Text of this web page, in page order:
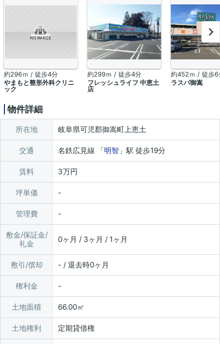
約296ｍ / 徒歩4分
やまもと整形外科クリニ
ック
約299ｍ / 徒歩4分
フレッシュライフ 中恵土
店
約452ｍ / 徒歩6
ラスパ御嵩
物件詳細
所在地 岐阜県可児郡御嵩町上恵土
交通 名鉄広見線 「明智 」駅 徒歩19分
賃料 3万円
坪単価
管理費
敷金/保証金/
礼金
0ヶ月 / 3ヶ月 / 1ヶ月
敷引/償却 - / 退去時0ヶ月
権利金
土地面積 66.00㎡
土地権利 定期貸借権